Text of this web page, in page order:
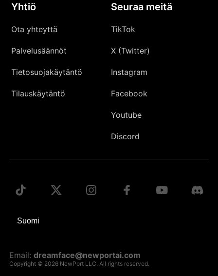
Yhtiö
Ota yhteyttä
Palvelusäännöt
Tietosuojakäytäntö
Tilauskäytäntö
Seuraa meitä
TikTok
X (Twitter)
Instagram
Facebook
Youtube
Discord
Email:dreamface@newportai.com
Copyright © 2026 NewPort LLC. All rights reserved.